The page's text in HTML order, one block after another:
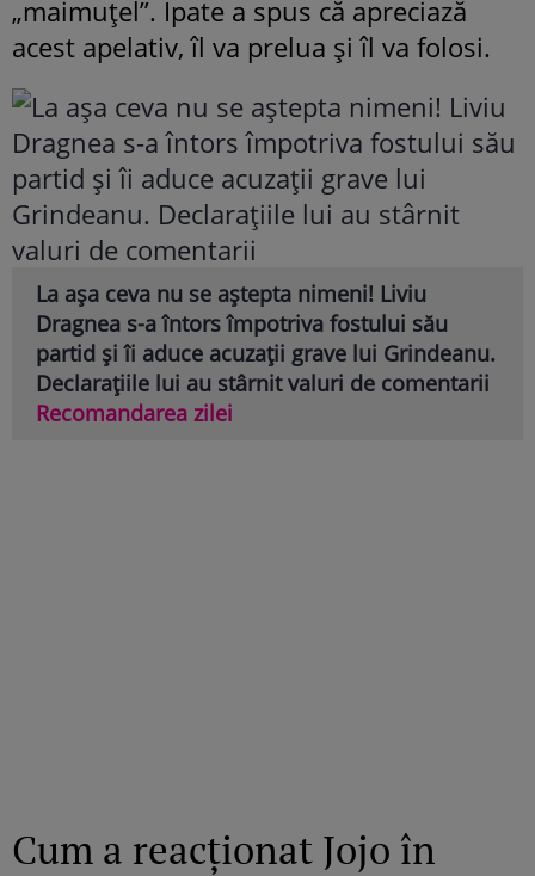
„maimuțel”. Ipate a spus că apreciază
acest apelativ, îl va prelua și îl va folosi.
La așa ceva nu se aștepta nimeni! Liviu
Dragnea s-a întors împotriva fostului său
partid și îi aduce acuzații grave lui Grindeanu.
Declarațiile lui au stârnit valuri de comentarii
Recomandarea zilei
Cum a reacționat Jojo în